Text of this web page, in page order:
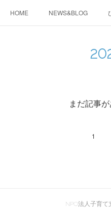
HOME NEWS&BLOG
まだ記事が
1
NPO法人子育